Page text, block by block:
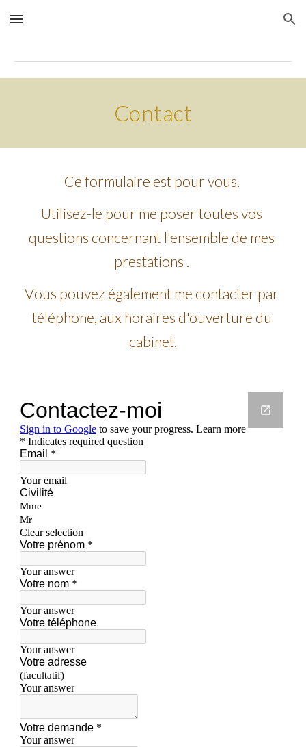
Skip to main content Skip to navigation
Contact
Ce formulaire est pour vous.
Utilisez-le pour me poser toutes vos
questions concernant l'ensemble de mes
prestations .
Vous pouvez également me contacter par
téléphone, aux horaires d'ouverture du
cabinet.